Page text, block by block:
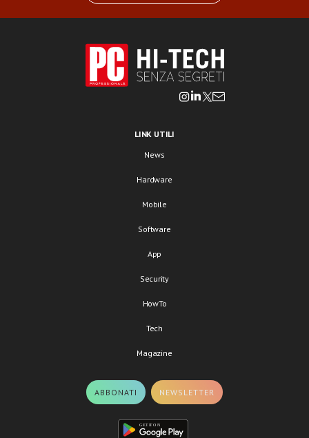
LINK UTILI
News
Hardware
Mobile
Software
App
Security
HowTo
Tech
Magazine
ABBONATI NEWSLETTER